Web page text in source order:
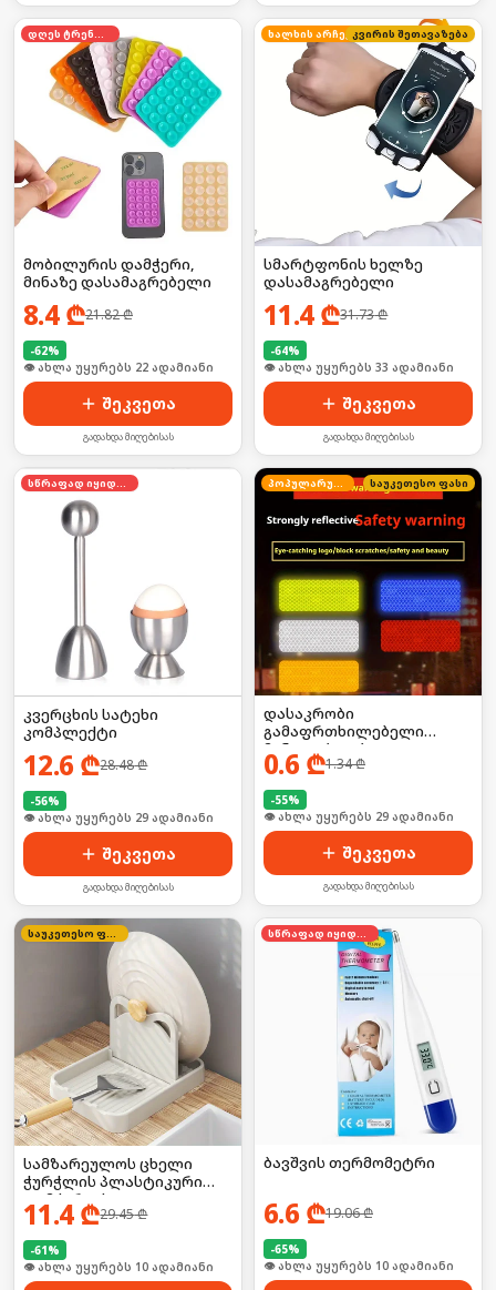
მობილურის დამჭერი,
მინაზე დასამაგრებელი
8.4₾21.82₾
-62%
🛒 ბოლო 24სთ-ში იყიდა 35-მა
შეკვეთა
გადახდა მიღებისას
ხალხის არჩევანი
კვირის შეთავაზება
სმარტფონის ხელზე
დასამაგრებელი
11.4₾31.73₾
-64%
🛒 ბოლო 24სთ-ში იყიდა 44-მა
შეკვეთა
გადახდა მიღებისას
კვერცხის სატეხი
კომპლექტი
12.6 ₾28.48₾
-56%
🛒 ბოლო 24სთ-ში იყიდა 44-მა
შეკვეთა
გადახდა მიღებისას
საუკეთესო ფასი
დასაკრობი
გამაფრთხილებელი
მანათობლები
0.6 ₾1.34₾
-55%
🛒 ბოლო 24სთ-ში იყიდა 39-მა
შეკვეთა
გადახდა მიღებისას
საუკეთესო ფასი
სამზარეულოს ცხელი
ჭურჭლის პლასტიკური
დამჭერი/ საკიდი
11.4₾29.45₾
-61%
🛒 ბოლო 24სთ-ში იყიდა 18-მა
სწრაფად იყიდება
ბავშვის თერმომეტრი
6.6 ₾19.06₾
-65%
🛒 ბოლო 24სთ-ში იყიდა 13-მა